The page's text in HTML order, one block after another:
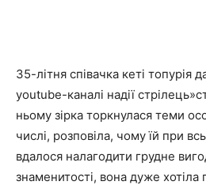
35-літня співачка кеті топурія
youtube-каналі надії
ньому зірка торкнулася теми
числі, розповіла, чому їй при
вдалося налагодити грудне
знаменитості, вона дуже хотіла